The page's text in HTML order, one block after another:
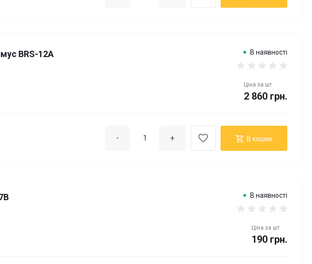
BRS-12A В наявності
Ціна за шт
2 860 грн.
- + В кошик
В наявності
Ціна за шт
190 грн.